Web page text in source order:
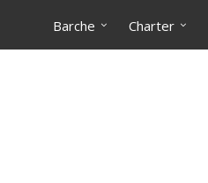
Barche Charter